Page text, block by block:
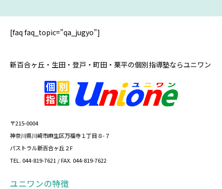
[faq faq_topic=”qa_jugyo”]
新百合ヶ丘・生田・登戸・町田・栗平の個別指導塾ならユニワン
〒215-0004
神奈川県川崎市麻生区万福寺１丁目８-７
パストラル新百合ヶ丘２F
TEL. 044-819-7621 / FAX. 044-819-7622
ユニワンの特徴